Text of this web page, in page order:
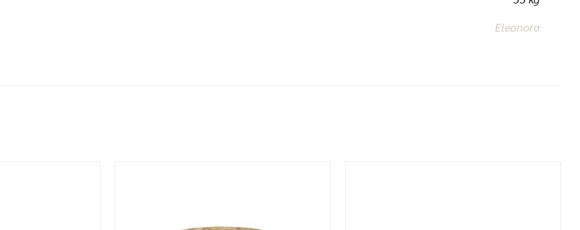
Eleonora